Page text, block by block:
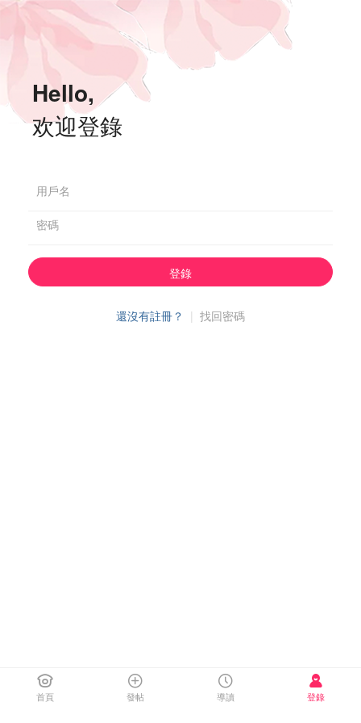
Hello,
欢迎登錄
用戶名
密碼
登錄
還沒有註冊？ | 找回密碼
首頁 發帖 導讀 登錄